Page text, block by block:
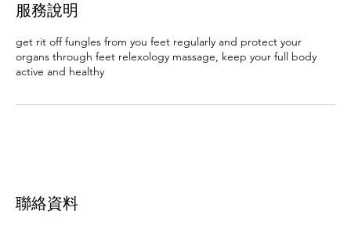
服務說明
get rit off fungles from you feet regularly and protect your
organs through feet relexology massage, keep your full body
active and healthy
聯絡資料